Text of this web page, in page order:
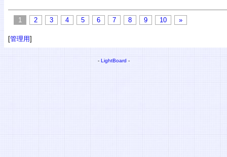
1 2 3 4 5 6 7 8 9 10 »
[管理用]
- LightBoard -